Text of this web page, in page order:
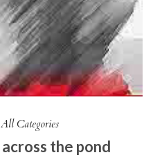
All Categories
the pond